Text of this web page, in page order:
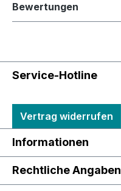
Bewertungen
Service-Hotline
Vertrag widerrufen
Informationen
Rechtliche Angaben